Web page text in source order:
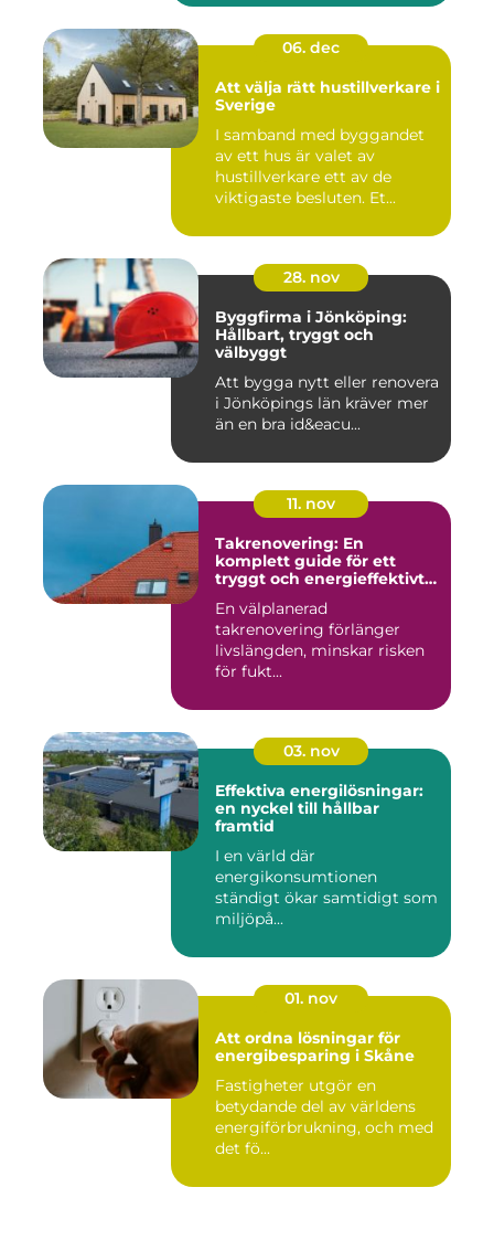
06. dec
Att välja rätt hustillverkare i
Sverige
I samband med byggandet
av ett hus är valet av
hustillverkare ett av de
viktigaste besluten. Et...
28. nov
Byggfirma i Jönköping:
Hållbart, tryggt och
välbyggt
Att bygga nytt eller renovera
i Jönköpings län kräver mer
än en bra id&eacu...
11. nov
Takrenovering: En
komplett guide för ett
tryggt och energieffektivt
En välplanerad
takrenovering förlänger
livslängden, minskar risken
för fukt...
03. nov
Effektiva energilösningar:
en nyckel till hållbar
framtid
I en värld där
energikonsumtionen
ständigt ökar samtidigt som
miljöpå...
01. nov
Att ordna lösningar för
energibesparing i Skåne
Fastigheter utgör en
betydande del av världens
energiförbrukning, och med
det fö...